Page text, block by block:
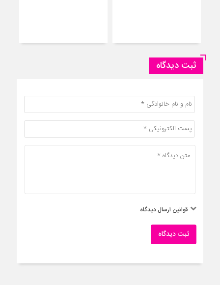
ثبت دیدگاه
قوانین ارسال دیدگاه
ثبت دیدگاه